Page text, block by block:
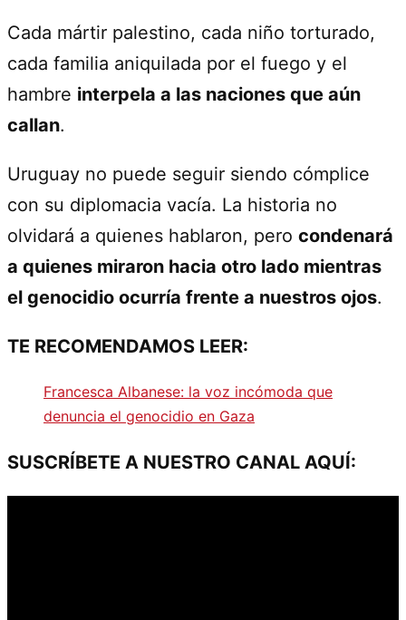
Cada mártir palestino, cada niño torturado,
cada familia aniquilada por el fuego y el
hambre interpela a las naciones que aún
callan.
Uruguay no puede seguir siendo cómplice
con su diplomacia vacía. La historia no
olvidará a quienes hablaron, pero condenará
a quienes miraron hacia otro lado mientras
el genocidio ocurría frente a nuestros ojos.
TE RECOMENDAMOS LEER:
Francesca Albanese: la voz incómoda que
denuncia el genocidio en Gaza
SUSCRÍBETE A NUESTRO CANAL AQUÍ: